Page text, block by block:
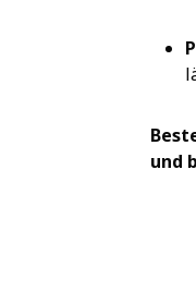
und